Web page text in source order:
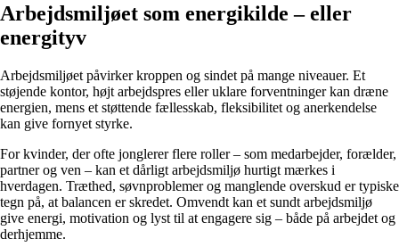
Arbejdsmiljøet som energikilde – eller
energityv
Arbejdsmiljøet påvirker kroppen og sindet på mange niveauer. Et
støjende kontor, højt arbejdspres eller uklare forventninger kan dræne
energien, mens et støttende fællesskab, fleksibilitet og anerkendelse
kan give fornyet styrke.
For kvinder, der ofte jonglerer flere roller – som medarbejder, forælder,
partner og ven – kan et dårligt arbejdsmiljø hurtigt mærkes i
hverdagen. Træthed, søvnproblemer og manglende overskud er typiske
tegn på, at balancen er skredet. Omvendt kan et sundt arbejdsmiljø
give energi, motivation og lyst til at engagere sig – både på arbejdet og
derhjemme.